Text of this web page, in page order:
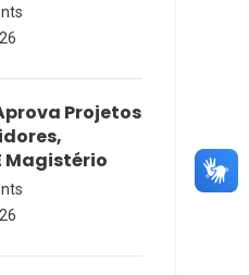
Projetos
Magistério